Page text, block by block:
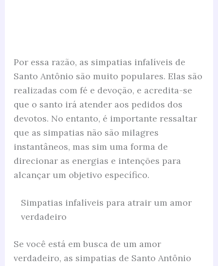
Por essa razão, as simpatias infalíveis de
Santo Antônio são muito populares. Elas são
realizadas com fé e devoção, e acredita-se
que o santo irá atender aos pedidos dos
devotos. No entanto, é importante ressaltar
que as simpatias não são milagres
instantâneos, mas sim uma forma de
direcionar as energias e intenções para
alcançar um objetivo específico.
Simpatias infalíveis para atrair um amor
verdadeiro
Se você está em busca de um amor
verdadeiro, as simpatias de Santo Antônio